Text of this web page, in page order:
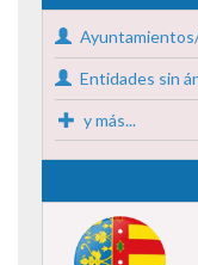
Entidades sin
y más...